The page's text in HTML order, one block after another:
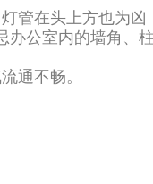
在头上方也为
公室内的墙角、柱
通不畅。